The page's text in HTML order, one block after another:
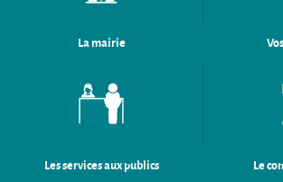
La mairie
Les services aux publics Le